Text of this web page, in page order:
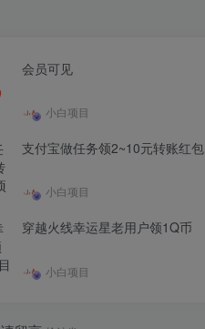
会员可见
小白项目
支付宝做任务领2~10元转账红包
小白项目
穿越火线幸运星老用户领1Q币
小白项目